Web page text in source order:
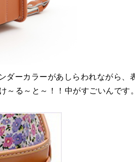
ダーカラーがあしらわれながら、
る～と～！！中がすごいんです。